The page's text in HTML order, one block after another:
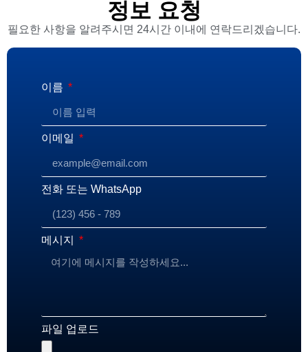
정보 요청
필요한 사항을 알려주시면 24시간 이내에 연락드리겠습니다.
이름
이메일
전화 또는 WhatsApp
메시지
파일 업로드